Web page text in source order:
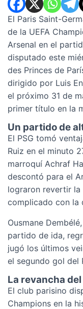
El Paris Saint-
de la UEFA
Arsenal en el
disputado este
des Princes de
dirigido por Luis
el próximo 31 de
primer título en la
Un partido de
El PSG tomó
Ruiz en el minuto
marroquí Achraf
descontó para el
lograron revertir la
complicado con la
Ousmane
partido de ida,
jugó los últimos
el segundo gol del
La revancha del
El club parisino
Champions en la